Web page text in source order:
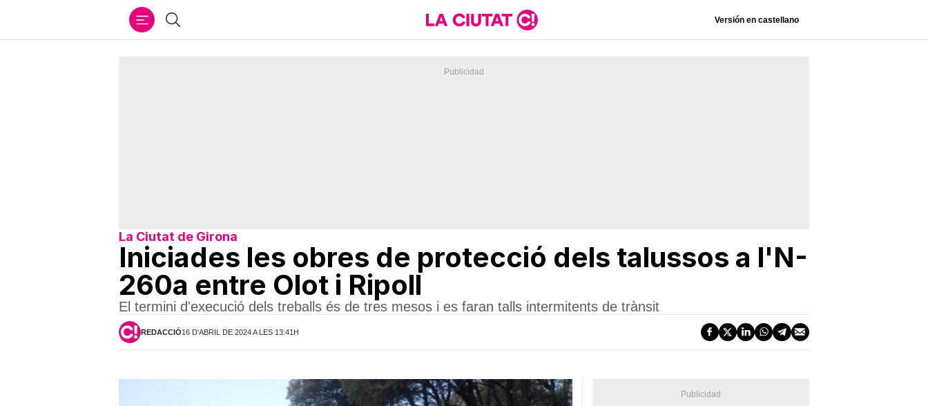
Cercar Versión en castellano
La Ciutat de Girona
Iniciades les obres de protecció dels talussos a l'N-
260a entre Olot i Ripoll
El termini d'execució dels treballs és de tres mesos i es faran talls intermitents de trànsit
REDACCIÓ16 D'ABRIL DE 2024 A LES 13:41H